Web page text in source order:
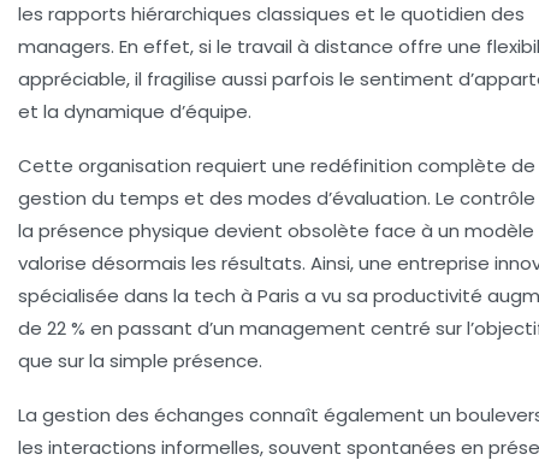
les rapports hiérarchiques classiques et le quotidien des
managers. En effet, si le travail à distance offre une
appréciable, il fragilise aussi parfois le sentiment
et la dynamique d’équipe.
Cette organisation requiert une redéfinition complète de
gestion du temps et des modes d’évaluation. Le
la présence physique devient obsolète face à un modèle
valorise désormais les résultats. Ainsi, une entreprise
spécialisée dans la tech à Paris a vu sa productivité
de 22 % en passant d’un management centré sur
que sur la simple présence.
La gestion des échanges connaît également un
les interactions informelles, souvent spontanées en